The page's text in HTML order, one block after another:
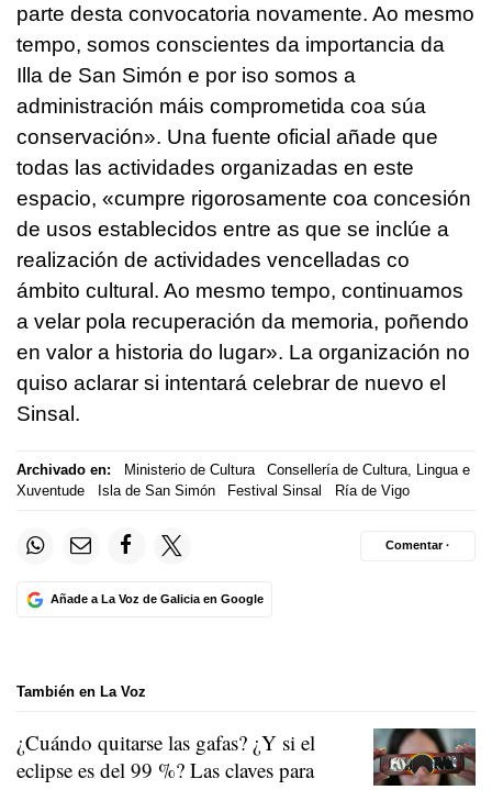
parte desta convocatoria novamente. Ao mesmo
tempo, somos conscientes da importancia da
Illa de San Simón e por iso somos a
administración máis comprometida coa súa
conservación». Una fuente oficial añade que
todas las actividades organizadas en este
espacio, «cumpre rigorosamente coa concesión
de usos establecidos entre as que se inclúe a
realización de actividades vencelladas co
ámbito cultural. Ao mesmo tempo, continuamos
a velar pola recuperación da memoria, poñendo
en valor a historia do lugar». La organización no
quiso aclarar si intentará celebrar de nuevo el
Sinsal.
Archivado en: Ministerio de Cultura
Consellería de Cultura, Lingua e
Xuventude
Isla de San Simón Festival Sinsal Ría de Vigo
Añade a La Voz de Galicia en Google
Comentar ·
También en La Voz
¿Cuándo quitarse las gafas? ¿Y si el
eclipse es del 99 %? Las claves para